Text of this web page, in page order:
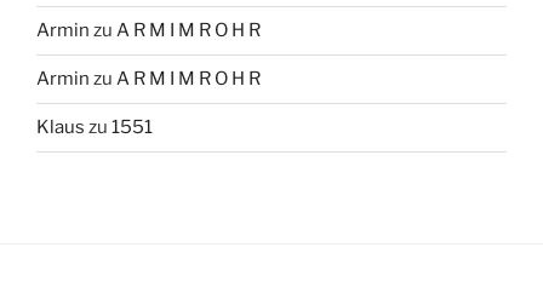
Armin zu A R M I M R O H R
Armin zu A R M I M R O H R
Klaus zu 1551